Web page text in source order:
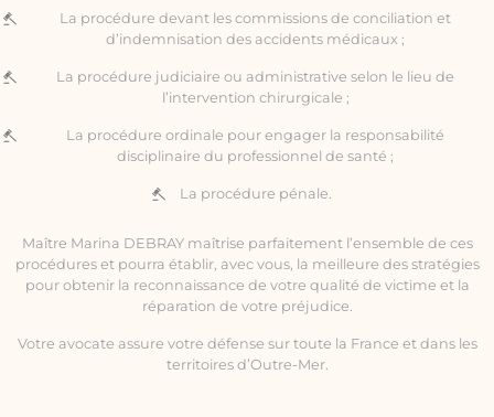
La procédure devant les commissions de conciliation et
d’indemnisation des accidents médicaux ;
La procédure judiciaire ou administrative selon le lieu de
l’intervention chirurgicale ;
La procédure ordinale pour engager la responsabilité
disciplinaire du professionnel de santé ;
La procédure pénale.
Maître Marina DEBRAY maîtrise parfaitement l’ensemble de ces
procédures et pourra établir, avec vous, la meilleure des stratégies
pour obtenir la reconnaissance de votre qualité de victime et la
réparation de votre préjudice.
Votre avocate assure votre défense sur toute la France et dans les
territoires d’Outre-Mer.